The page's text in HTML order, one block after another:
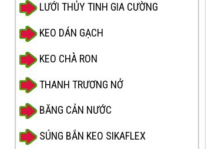
LƯỚI THỦY TINH GIA CƯỜNG
KEO DÁN GẠCH
KEO CHÀ RON
THANH TRƯƠNG NỞ
BĂNG CẢN NƯỚC
SÚNG BẮN KEO SIKAFLEX